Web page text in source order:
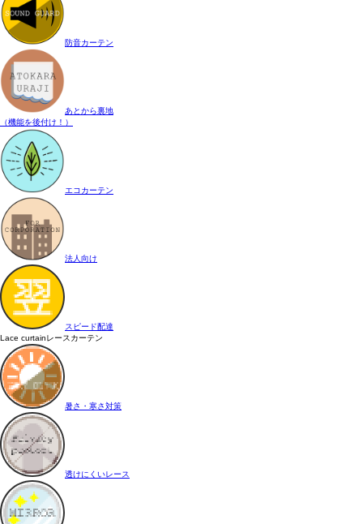
防音カーテン
あとから裏地
（機能を後付け！）
エコカーテン
法人向け
スピード配達
Lace curtainレースカーテン
暑さ・寒さ対策
透けにくいレース